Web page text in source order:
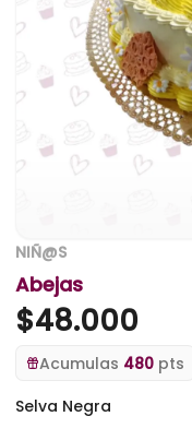
NIÑ@S
Abejas
$48.000
Acumulas 480 pts
Selva Negra